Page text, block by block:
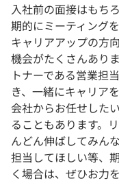
入社前の面接はもち
期的にミーティング
キャリアアップの方
機会がたくさんあり
トナーである営業担
き、一緒にキャリア
会社からお任せした
ることもあります。
んどん伸ばしてみん
担当してほしい等、
く場合は、ぜひお力